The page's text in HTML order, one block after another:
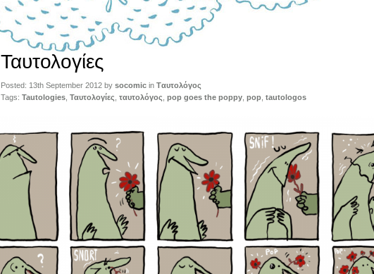
Ταυτολογίες
Posted: 13th September 2012 by socomic in Tαυτολόγος
Tags: Tautologies Ταυτολογίες ταυτολόγος pop goes the poppy pop tautologos